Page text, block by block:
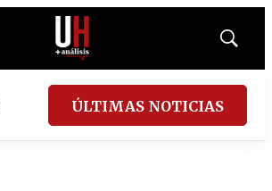
Mostrar
ÚLTIMAS NOTICIAS